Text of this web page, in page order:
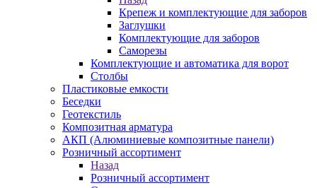
Крепеж и комплектующие для заборов
Заглушки
Комплектующие для заборов
Саморезы
Комплектующие и автоматика для ворот
Столбы
Пластиковые емкости
Беседки
Геотекстиль
Композитная арматура
АКП (Алюминиевые композитные панели)
Розничный ассортимент
Назад
Розничный ассортимент